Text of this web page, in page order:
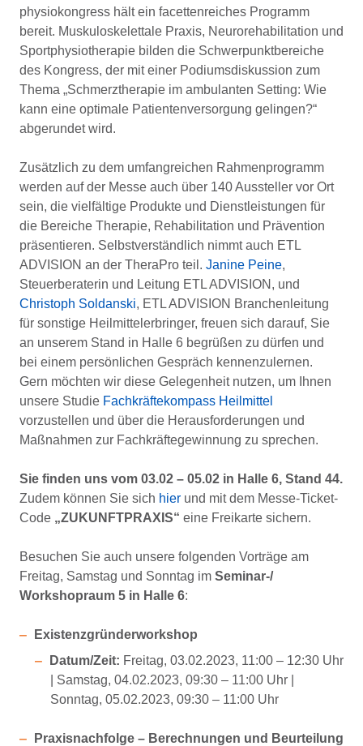
physiokongress hält ein facettenreiches Programm
bereit. Muskuloskelettale Praxis, Neurorehabilitation und
Sportphysiotherapie bilden die Schwerpunktbereiche
des Kongress, der mit einer Podiumsdiskussion zum
Thema „Schmerztherapie im ambulanten Setting: Wie
kann eine optimale Patientenversorgung gelingen?“
abgerundet wird.
Zusätzlich zu dem umfangreichen Rahmenprogramm
werden auf der Messe auch über 140 Aussteller vor Ort
sein, die vielfältige Produkte und Dienstleistungen für
die Bereiche Therapie, Rehabilitation und Prävention
präsentieren. Selbstverständlich nimmt auch ETL
ADVISION an der TheraPro teil. Janine Peine,
Steuerberaterin und Leitung ETL ADVISION, und
Christoph Soldanski, ETL ADVISION Branchenleitung
für sonstige Heilmittelerbringer, freuen sich darauf, Sie
an unserem Stand in Halle 6 begrüßen zu dürfen und
bei einem persönlichen Gespräch kennenzulernen.
Gern möchten wir diese Gelegenheit nutzen, um Ihnen
unsere Studie Fachkräftekompass Heilmittel
vorzustellen und über die Herausforderungen und
Maßnahmen zur Fachkräftegewinnung zu sprechen.
Sie finden uns vom 03.02 – 05.02 in Halle 6, Stand 44.
Zudem können Sie sich hier und mit dem Messe-Ticket-
Code „ZUKUNFTPRAXIS“ eine Freikarte sichern.
Besuchen Sie auch unsere folgenden Vorträge am
Freitag, Samstag und Sonntag im Seminar-/
Workshopraum 5 in Halle 6:
Existenzgründerworkshop
Datum/Zeit: Freitag, 03.02.2023, 11:00 – 12:30 Uhr
| Samstag, 04.02.2023, 09:30 – 11:00 Uhr |
Sonntag, 05.02.2023, 09:30 – 11:00 Uhr
Praxisnachfolge – Berechnungen und Beurteilung